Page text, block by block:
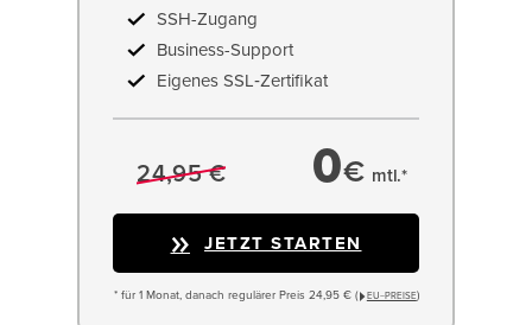
SSH-Zugang
Business-Support
Eigenes SSL‑Zertifikat
24,95 € 0€ mtl.*
JETZT STARTEN
* für 1 Monat, danach regulärer Preis 24,95 € ( EU−PREISE)